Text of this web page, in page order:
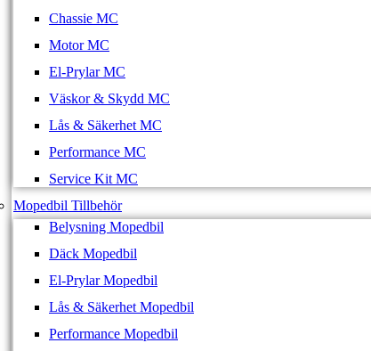
Chassie MC
Motor MC
El-Prylar MC
Väskor & Skydd MC
Lås & Säkerhet MC
Performance MC
Service Kit MC
Mopedbil Tillbehör
Belysning Mopedbil
Däck Mopedbil
El-Prylar Mopedbil
Lås & Säkerhet Mopedbil
Performance Mopedbil